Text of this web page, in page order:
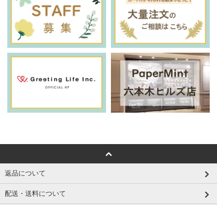
返品について
配送・送料について